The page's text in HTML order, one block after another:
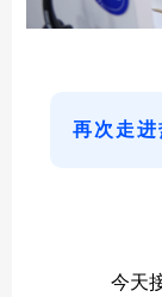
再次走
今天